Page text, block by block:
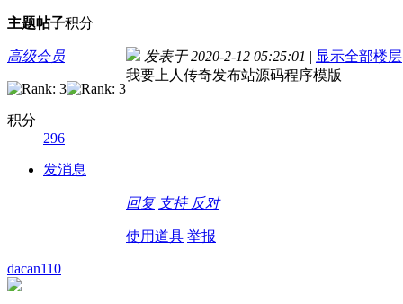
主题帖子积分
高级会员
积分
296
发消息
发表于 2020-2-12 05:25:01 | 显示全部楼层
我要上人传奇发布站源码程序模版
回复 支持 反对
使用道具 举报
dacan110